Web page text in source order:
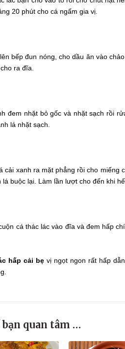
20 phút cho cá ngấm gia vị.
bếp đun nóng, cho dầu ăn vào
ra đĩa.
đem nhặt bỏ gốc và nhặt sạch rồi
lá nhặt sạch.
cải xanh ra mặt phẳng rồi cho miếng
lá buộc lại. Làm lần lượt cho đến khi
cá thác lác vào đĩa và đem hấp
hấp cải bẹ vị ngọt ngon rất hấp
bạn quan tâm …